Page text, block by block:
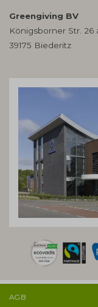
Greengiving BV
Königsborner Str. 26
39175 Biederitz
AGB